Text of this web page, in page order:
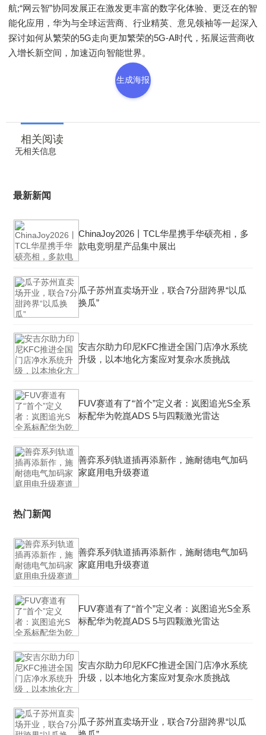
航;“网云智”协同发展正在激发更丰富的数字化体验、更泛在的智
能化应用，华为与全球运营商、行业精英、意见领袖等一起深入
探讨如何从繁荣的5G走向更加繁荣的5G-A时代，拓展运营商收
入增长新空间，加速迈向智能世界。
生成海报
相关阅读
无相关信息
最新新闻
ChinaJoy2026丨TCL华星携手华硕亮相，多
款电竞明星产品集中展出
瓜子苏州直卖场开业，联合7分甜跨界“以瓜
换瓜”
安吉尔助力印尼KFC推进全国门店净水系统
升级，以本地化方案应对复杂水质挑战
FUV赛道有了“首个”定义者：岚图追光S全系
标配华为乾崑ADS 5与四颗激光雷达
善弈系列轨道插再添新作，施耐德电气加码
家庭用电升级赛道
热门新闻
善弈系列轨道插再添新作，施耐德电气加码
家庭用电升级赛道
FUV赛道有了“首个”定义者：岚图追光S全系
标配华为乾崑ADS 5与四颗激光雷达
安吉尔助力印尼KFC推进全国门店净水系统
升级，以本地化方案应对复杂水质挑战
瓜子苏州直卖场开业，联合7分甜跨界“以瓜